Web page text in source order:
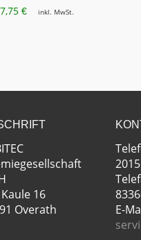
€ inkl. MwSt.
16
Overath
2015
E-